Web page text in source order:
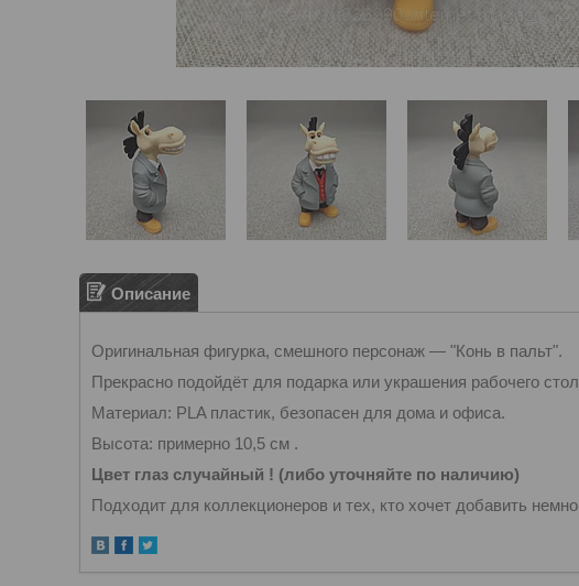
Описание
Оригинальная фигурка, смешного персонаж — "Конь в пальт".
Прекрасно подойдёт для подарка или украшения рабочего
Материал: PLA пластик, безопасен для дома и офиса.
Высота: примерно 10,5 см .
Цвет глаз случайный ! (либо уточняйте по наличию)
Подходит для коллекционеров и тех, кто хочет добавить